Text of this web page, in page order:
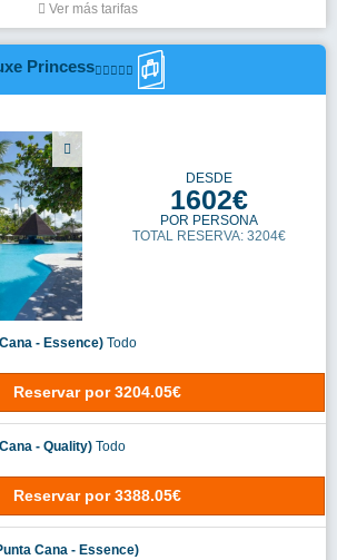
Ver más tarifas
Princess
DESDE
1602€
POR PERSONA
TOTAL RESERVA: 3204€
- Essence) Todo
Reservar por 3204.05€
- Quality) Todo
Reservar por 3388.05€
Cana - Essence)